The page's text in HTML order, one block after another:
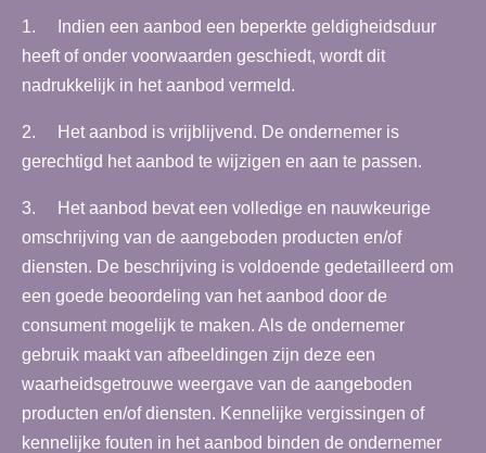
1. Indien een aanbod een beperkte geldigheidsduur
heeft of onder voorwaarden geschiedt, wordt dit
nadrukkelijk in het aanbod vermeld.
2. Het aanbod is vrijblijvend. De ondernemer is
gerechtigd het aanbod te wijzigen en aan te passen.
3. Het aanbod bevat een volledige en nauwkeurige
omschrijving van de aangeboden producten en/of
diensten. De beschrijving is voldoende gedetailleerd om
een goede beoordeling van het aanbod door de
consument mogelijk te maken. Als de ondernemer
gebruik maakt van afbeeldingen zijn deze een
waarheidsgetrouwe weergave van de aangeboden
producten en/of diensten. Kennelijke vergissingen of
kennelijke fouten in het aanbod binden de ondernemer